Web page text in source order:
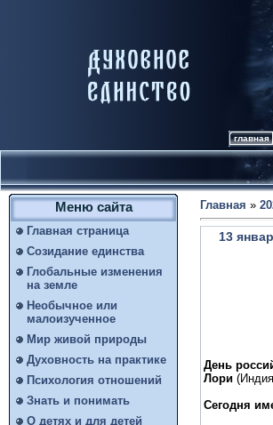
главная
Меню сайта
Главная страница
Созидание единства
Глобальные изменения
на земле
Необычное или
малоизученное
Мир живой природы
Духовность на практике
Психология отношений
Знать и понимать
О детях и для детей
Главная »
13
День
Лори
Сегодня